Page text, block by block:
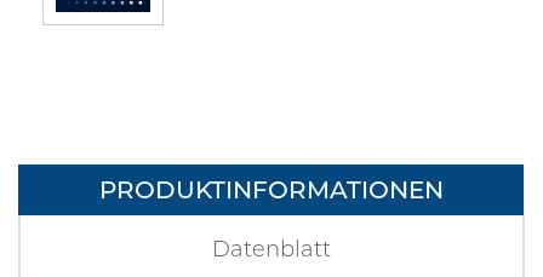
PRODUKTINFORMATIONEN
Datenblatt